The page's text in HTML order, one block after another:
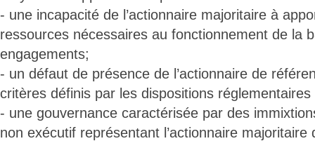
- une incapacité de l’actionnaire majoritaire à
ressources nécessaires au fonctionnement de la
engagements;
- un défaut de présence de l’actionnaire de
critères définis par les dispositions
- une gouvernance caractérisée par des
non exécutif représentant l’actionnaire majoritaire